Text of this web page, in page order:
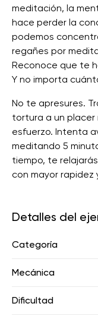
meditación, la
hace perder la
podemos
regañes por
Reconoce que te
Y no importa
No te apresures.
tortura a un placer
esfuerzo. Intenta
meditando 5
tiempo, te
con mayor rapidez
Detalles del
Categoría
Mecánica
Dificultad